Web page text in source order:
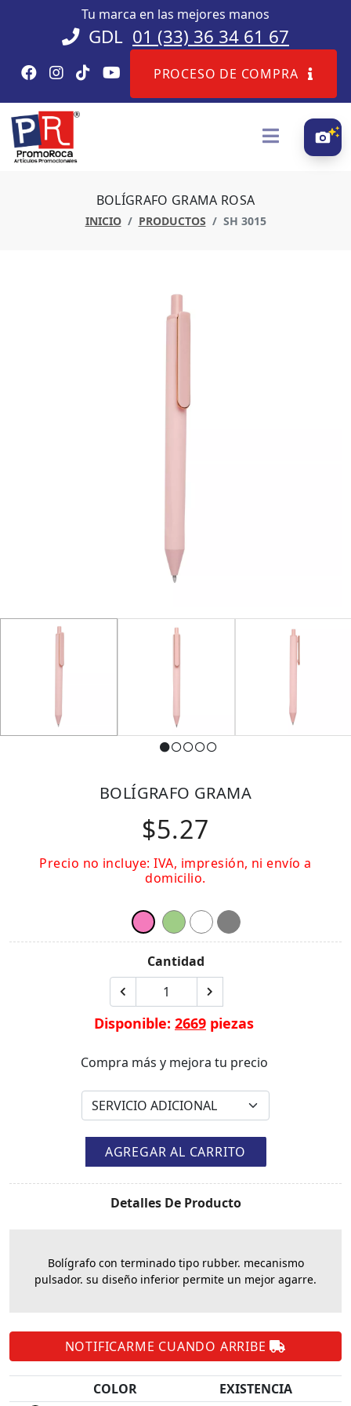
Tu marca en las mejores manos
GDL 01 (33) 36 34 61 67
PROCESO DE COMPRA
BOLÍGRAFO GRAMA ROSA
INICIO PRODUCTOS SH 3015
BOLÍGRAFO GRAMA
$5.27
Precio no incluye: IVA, impresión, ni envío a
domicilio.
Cantidad
Disponible: 2669 piezas
Compra más y mejora tu precio
AGREGAR AL CARRITO
Detalles De Producto
Bolígrafo con terminado tipo rubber. mecanismo
pulsador. su diseño inferior permite un mejor agarre.
NOTIFICARME CUANDO ARRIBE
COLOR EXISTENCIA